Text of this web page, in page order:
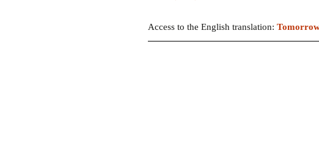
Access to the English translation: